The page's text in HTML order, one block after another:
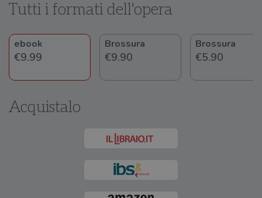
Tutti i formati dell'opera
ebook
€9.99
Brossura
€9.90
Brossura
€5.90
Acquistalo